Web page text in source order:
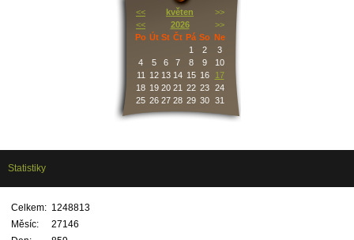
<< květen
>>
<<
2026
>>
Po Út St Čt Pá So Ne
1
2
3
4
5 6 7 8 9
10
11
12 13 14 15 16
17
18 19 20 21 22 23 24
25 26 27 28 29 30 31
Statistiky
Celkem: 1248813
Měsíc:
27146